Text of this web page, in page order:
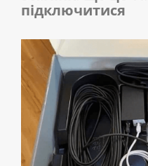
підключитися